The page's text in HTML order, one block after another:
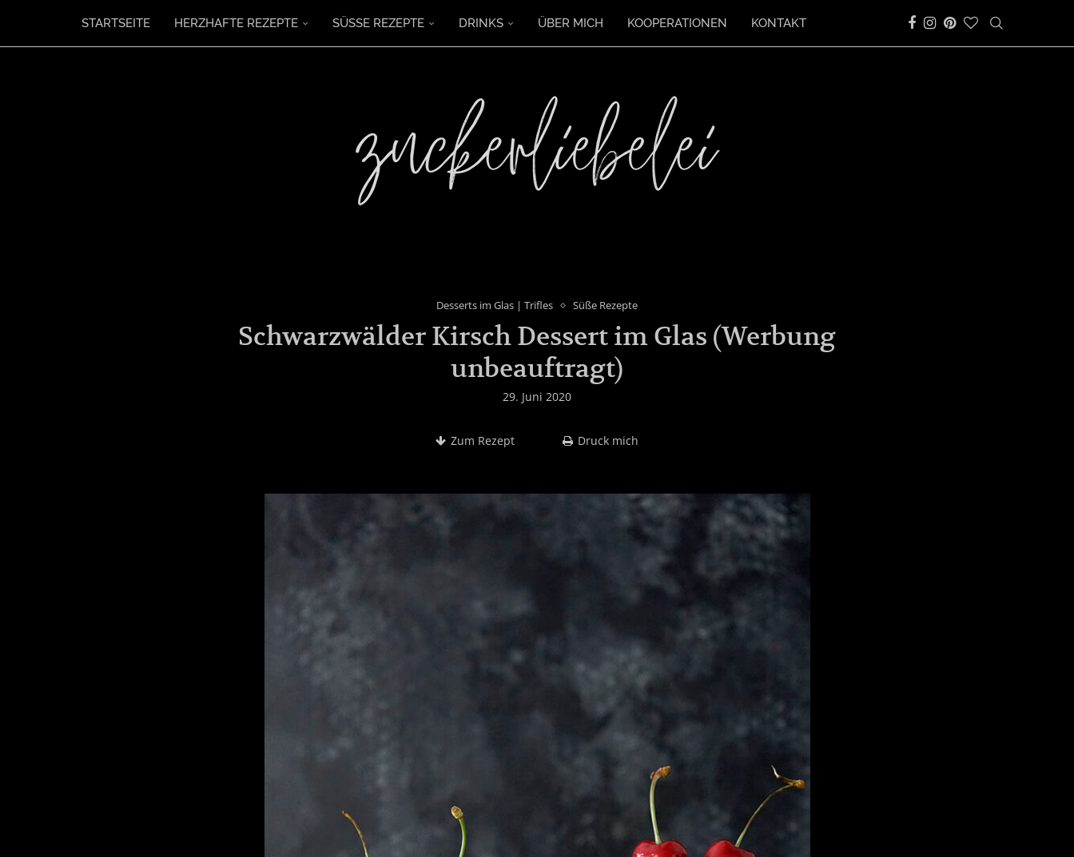
STARTSEITE HERZHAFTE REZEPTE SÜSSE REZEPTE DRINKS ÜBER MICH KOOPERATIONEN KONTAKT
Desserts im Glas | Trifles Süße Rezepte
Schwarzwälder Kirsch Dessert im Glas (Werbung
unbeauftragt)
29. Juni 2020
Zum Rezept Druck mich